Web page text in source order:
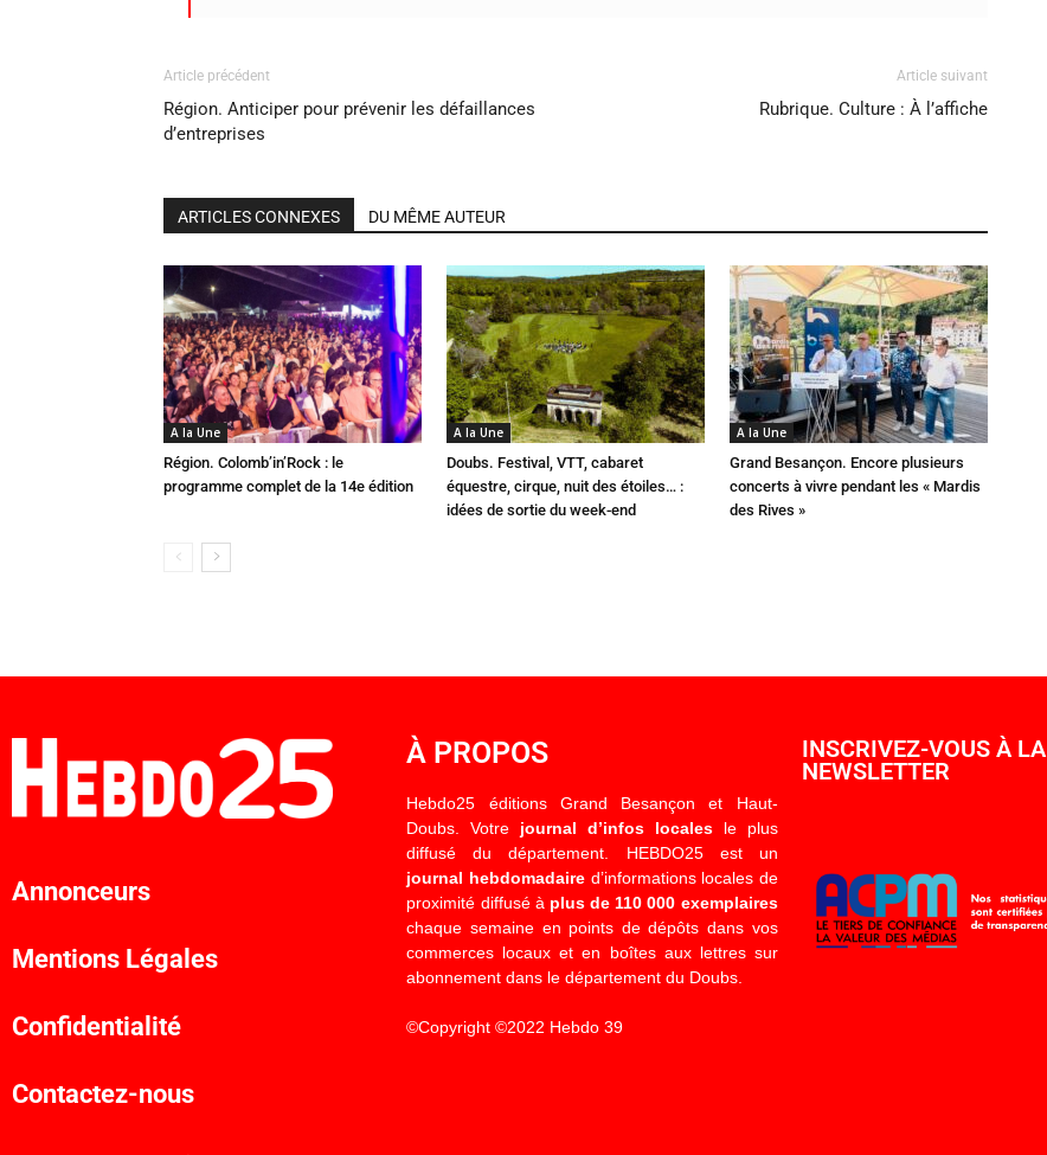
Article précédent
Région. Anticiper pour prévenir les défaillances
d’entreprises
Article suivant
Rubrique. Culture : À l’affiche
ARTICLES CONNEXES DU MÊME AUTEUR
A la Une
Région. Colomb’in’Rock : le
programme complet de la 14e édition
A la Une
Doubs. Festival, VTT, cabaret
équestre, cirque, nuit des étoiles… :
idées de sortie du week-end
A la Une
Grand Besançon. Encore plusieurs
concerts à vivre pendant les « Mardis
des Rives »
Annonceurs
Mentions Légales
Confidentialité
Contactez-nous
À PROPOS
Hebdo25 éditions Grand Besançon et Haut-
Doubs. Votre journal d’infos localesle plus
diffusé du département. HEBDO25 est un
journal hebdomadaired’informations locales de
proximité diffusé à plus de 110 000 exemplaires
chaque semaine en points de dépôts dans vos
commerces locaux et en boîtes aux lettres sur
abonnement dans le département du Doubs.
©Copyright ©2022 Hebdo 39
INSCRIVEZ-VOUS À LA
NEWSLETTER